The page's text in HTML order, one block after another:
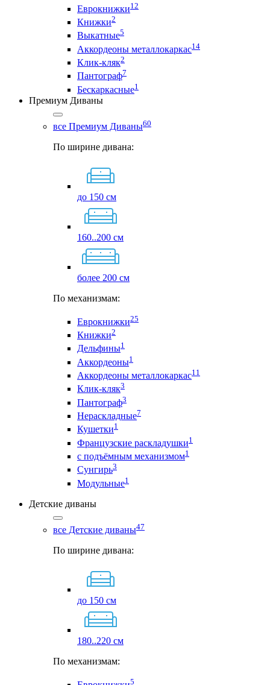
Еврокнижки12
Книжки2
Выкатные5
Аккордеоны металлокаркас14
Клик-кляк2
Пантограф7
Бескаркасные1
Премиум Диваны
все Премиум Диваны60
По ширине дивана:
до 150 см
160..200 см
более 200 см
По механизмам:
Еврокнижки25
Книжки2
Дельфины1
Аккордеоны1
Аккордеоны металлокаркас11
Клик-кляк3
Пантограф3
Нераскладные7
Кушетки1
Французские раскладушки1
с подъёмным механизмом1
Сунгирь3
Модульные1
Детские диваны
все Детские диваны47
По ширине дивана:
до 150 см
180..220 см
По механизмам:
5